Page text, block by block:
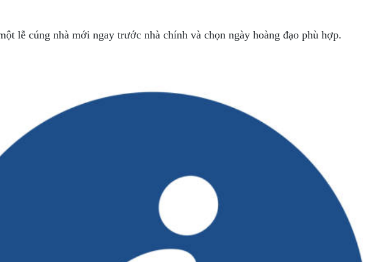
lễ cúng nhà mới ngay trước nhà chính và chọn ngày hoàng đạo phù hợp.